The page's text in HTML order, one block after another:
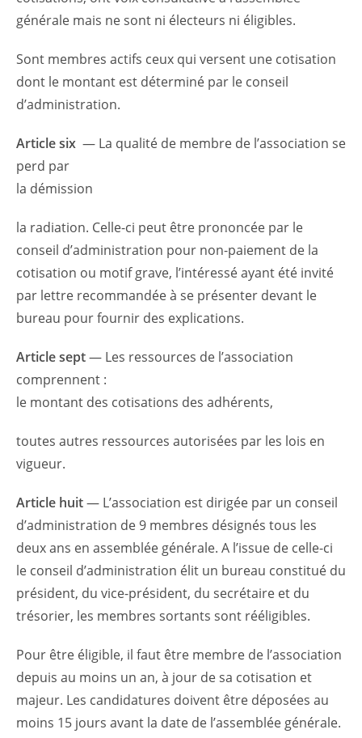
générale mais ne sont ni électeurs ni éligibles.
Sont membres actifs ceux qui versent une cotisation
dont le montant est déterminé par le conseil
d’administration.
Article six — La qualité de membre de l’association se
perd par
la démission
la radiation. Celle-ci peut être prononcée par le
conseil d’administration pour non-paiement de la
cotisation ou motif grave, l’intéressé ayant été invité
par lettre recommandée à se présenter devant le
bureau pour fournir des explications.
Article sept— Les ressources de l’association
comprennent :
le montant des cotisations des adhérents,
toutes autres ressources autorisées par les lois en
vigueur.
Article huit— L’association est dirigée par un conseil
d’administration de 9 membres désignés tous les
deux ans en assemblée générale. A l’issue de celle-ci
le conseil d’administration élit un bureau constitué du
président, du vice-président, du secrétaire et du
trésorier, les membres sortants sont rééligibles.
Pour être éligible, il faut être membre de l’association
depuis au moins un an, à jour de sa cotisation et
majeur. Les candidatures doivent être déposées au
moins 15 jours avant la date de l’assemblée générale.